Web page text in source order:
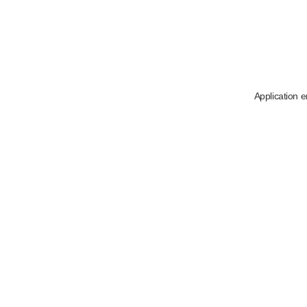
Application